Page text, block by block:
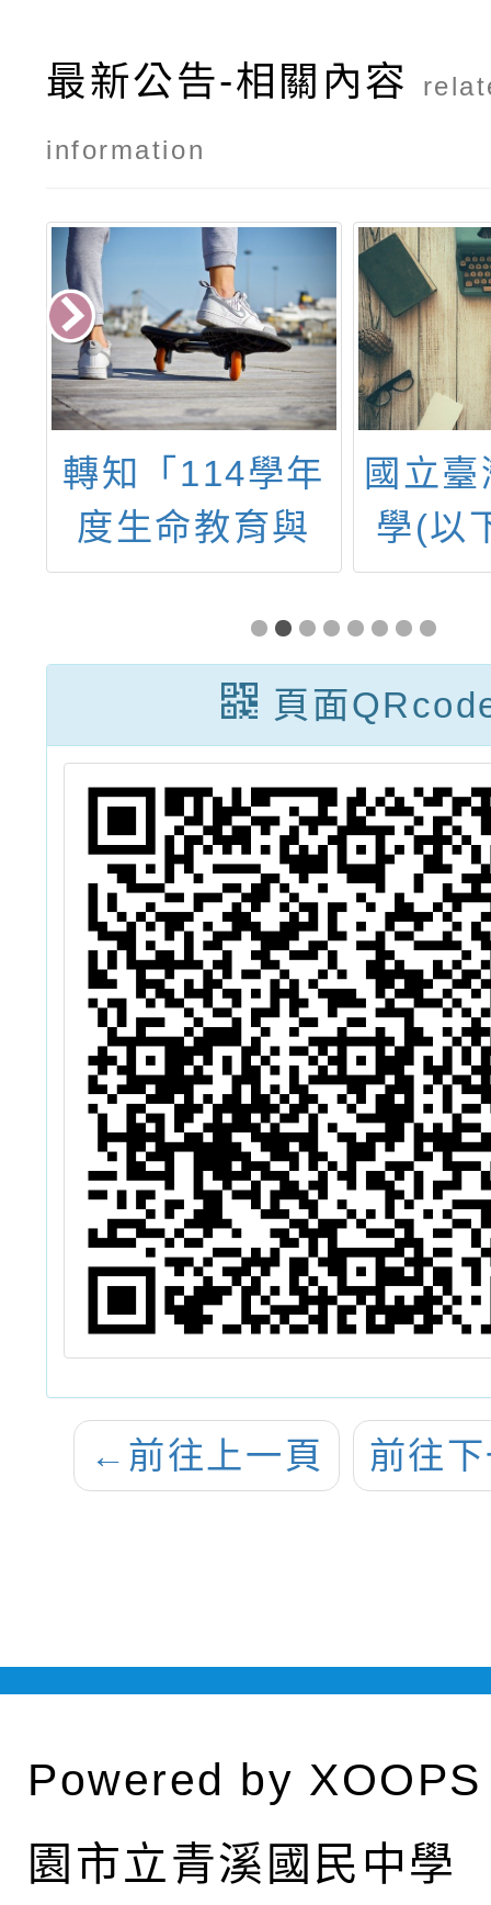
最新公告-相關內容
information
轉知「114學年
度生命教育與
SEL引導思考線
上讀書會」
國立
學(以
師大)
中心
「速
廣
頁面
← 前往上一頁 前往
Powered by XOOPS
園市立青溪國民中學